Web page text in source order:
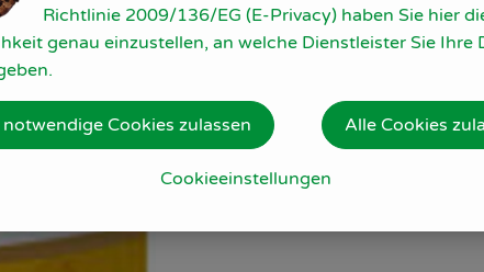
Richtlinie 2009/136/EG (E-Privacy) haben Sie hier
genau einzustellen, an welche Dienstleister Sie Ihre
Cookieeinstellungen
Cookies zulassen Alle Cookies